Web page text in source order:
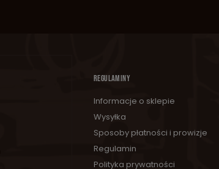
REGULAMINY
Informacje o sklepie
Wysyłka
Sposoby płatności i prowizje
Regulamin
Polityka prywatności